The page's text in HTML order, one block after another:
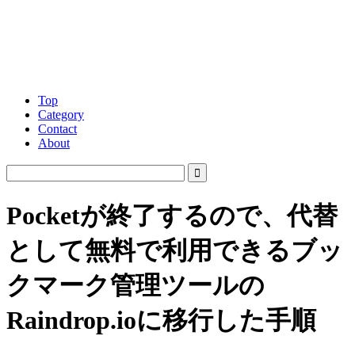
Top
Category
Contact
About
Pocketが終了するので、代替
として無料で利用できるブッ
クマーク管理ツールの
Raindrop.ioに移行した手順